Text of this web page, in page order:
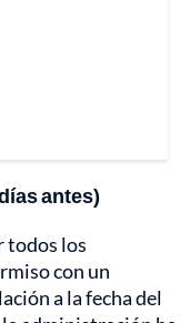
antes)
todos los
con un
a la fecha del